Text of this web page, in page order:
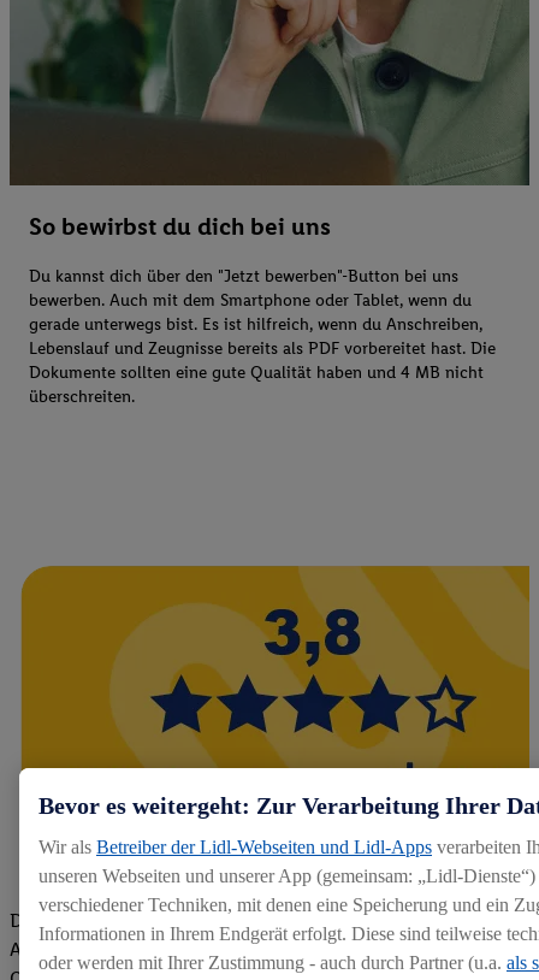
So bewirbst du dich bei uns
Du kannst dich über den "Jetzt bewerben"-Button bei uns
bewerben. Auch mit dem Smartphone oder Tablet, wenn du
gerade unterwegs bist. Es ist hilfreich, wenn du Anschreiben,
Lebenslauf und Zeugnisse bereits als PDF vorbereitet hast. Die
Dokumente sollten eine gute Qualität haben und 4 MB nicht
überschreiten.
Die Bewertungen von aktuellen und ehemaligen Mitarbeitern,
Azubis und externen Bewerbern haben uns zu einer Top
Bevor es weitergeht: Zur Verarbeitung Ihrer
Wir als Betreiber der Lidl-Webseiten und Lidl-Apps verarbeiten
unseren Webseiten und unserer App (gemeinsam: „Lidl-
verschiedener Techniken, mit denen eine Speicherung und ein
Informationen in Ihrem Endgerät erfolgt. Diese sind teilweise
oder werden mit Ihrer Zustimmung - auch durch Partner (u.a. als